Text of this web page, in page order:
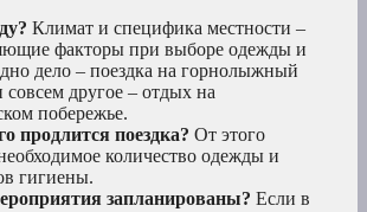
Климат и специфика местности –
факторы при выборе одежды и
дело – поездка на горнолыжный
совсем другое – отдых на
побережье.
продлится поездка? От этого
количество одежды и
гигиены.
запланированы? Если в